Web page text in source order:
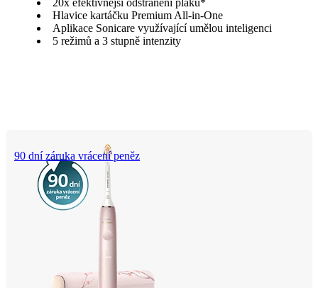
Hlavice kartáčku Premium All-in-One
Aplikace Sonicare využívající umělou inteligenci
5 režimů a 3 stupně intenzity
90 dní záruka vrácení peněz